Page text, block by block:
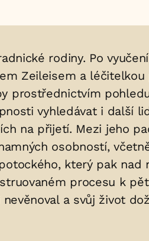
rodiny. Po
Zeileisem a
prostřednictvím
vyhledávat i další
na přijetí. Mezi jeho
osobností,
který pak
procesu k
a svůj život